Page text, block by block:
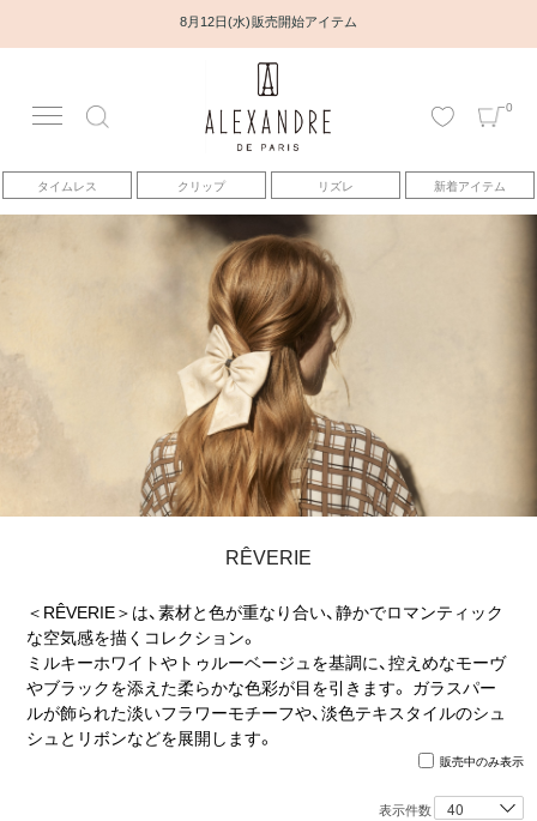
8月12日(水) 販売開始アイテム
0
タイムレス クリップ リズレ 新着アイテム
アカウント
アイテム
ヘアアレンジ動画
クラフトマンシップ
ストア
RÊVERIE
＜RÊVERIE＞は、素材と色が重なり合い、静かでロマンティック
な空気感を描くコレクション。
ミルキーホワイトやトゥルーベージュを基調に、控えめなモーヴ
やブラックを添えた柔らかな色彩が目を引きます。 ガラスパー
ルが飾られた淡いフラワーモチーフや、淡色テキスタイルのシュ
シュとリボンなどを展開します。
販売中のみ表示
表示件数